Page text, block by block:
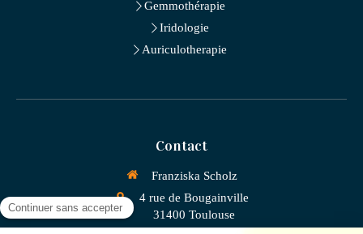
Gemmothérapie
Iridologie
Auriculotherapie
Contact
Franziska Scholz
4 rue de Bougainville
31400 Toulouse